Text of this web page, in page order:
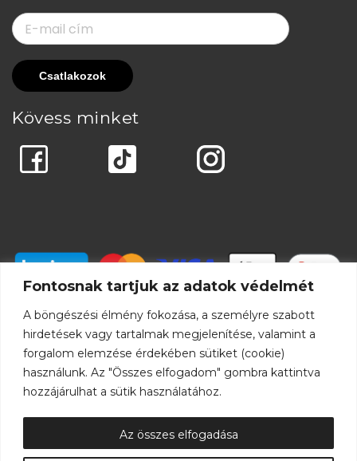
Fontosnak tartjuk az adatok védelmét
A böngészési élmény fokozása, a személyre szabott
hirdetések vagy tartalmak megjelenítése, valamint a
forgalom elemzése érdekében sütiket (cookie)
használunk. Az "Összes elfogadom" gombra kattintva
hozzájárulhat a sütik használatához.
Az összes elfogadása
Kövess minket